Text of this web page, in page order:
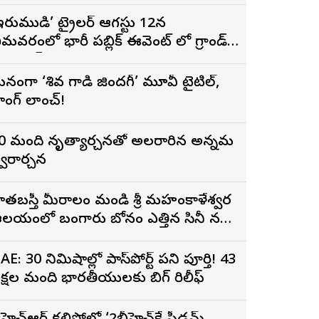
ట్రైలర్ ఆగస్టు 12న
భారీ పబ్లిక్ ఈవెంట్ లో గ్రాండ్
‘శివ గాడి జింద‌గీ’ మూవీ టైటిల్,
లాంచ్!
మంది నృత్యార్చనతో అలరారిన అన్నమ
మీరాలం మండి శ్రీ మహంకాళేశ్వర
బంగారు బోనం ఎత్తిన సినీ నటి,
30 నిమిషాల్లో పాస్‌పోర్ట్ పని పూర్తి! 43
మంది భారతీయులకు బిగ్ రిలీఫ్